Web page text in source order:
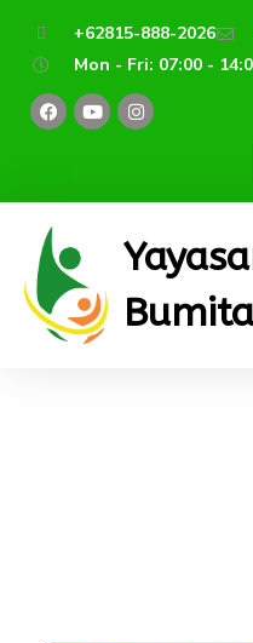
+62815-888-2026
Mon - Fri: 07:00 -
F
a
c
o
k
Y
o
u
e
I
n
s
r
m